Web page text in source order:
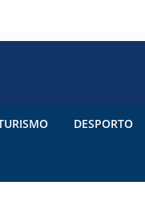
DESPORTO